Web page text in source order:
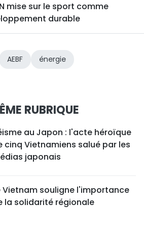
mise sur le sport comme
durable
AEBF énergie
RUBRIQUE
au Japon : l'acte héroïque
cinq Vietnamiens salué par les
japonais
Vietnam souligne l'importance
la solidarité régionale